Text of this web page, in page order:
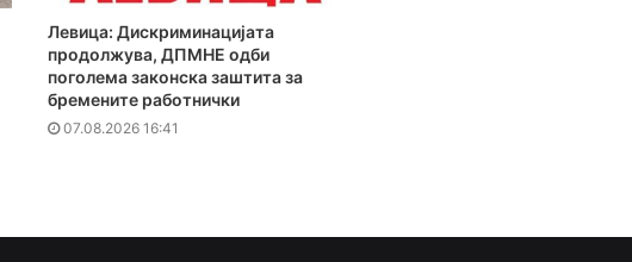
Левица: Дискриминацијата
продолжува, ДПМНЕ одби
поголема законска заштита за
бремените работнички
07.08.2026 16:41